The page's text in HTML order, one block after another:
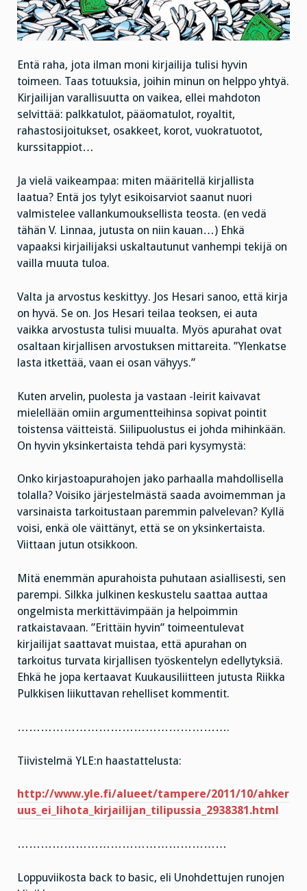
Entä raha, jota ilman moni kirjailija tulisi hyvin
toimeen. Taas totuuksia, joihin minun on helppo yhtyä.
Kirjailijan varallisuutta on vaikea, ellei mahdoton
selvittää: palkkatulot, pääomatulot, royaltit,
rahastosijoitukset, osakkeet, korot, vuokratuotot,
kurssitappiot…
Ja vielä vaikeampaa: miten määritellä kirjallista
laatua? Entä jos tylyt esikoisarviot saanut nuori
valmistelee vallankumouksellista teosta. (en vedä
tähän V. Linnaa, jutusta on niin kauan…) Ehkä
vapaaksi kirjailijaksi uskaltautunut vanhempi tekijä on
vailla muuta tuloa.
Valta ja arvostus keskittyy. Jos Hesari sanoo, että kirja
on hyvä. Se on. Jos Hesari teilaa teoksen, ei auta
vaikka arvostusta tulisi muualta. Myös apurahat ovat
osaltaan kirjallisen arvostuksen mittareita. ”Ylenkatse
lasta itkettää, vaan ei osan vähyys.”
Kuten arvelin, puolesta ja vastaan -leirit kaivavat
mielellään omiin argumentteihinsa sopivat pointit
toistensa väitteistä. Siilipuolustus ei johda mihinkään.
On hyvin yksinkertaista tehdä pari kysymystä:
Onko kirjastoapurahojen jako parhaalla mahdollisella
tolalla? Voisiko järjestelmästä saada avoimemman ja
varsinaista tarkoitustaan paremmin palvelevan? Kyllä
voisi, enkä ole väittänyt, että se on yksinkertaista.
Viittaan jutun otsikkoon.
Mitä enemmän apurahoista puhutaan asiallisesti, sen
parempi. Silkka julkinen keskustelu saattaa auttaa
ongelmista merkittävimpään ja helpoimmin
ratkaistavaan. ”Erittäin hyvin” toimeentulevat
kirjailijat saattavat muistaa, että apurahan on
tarkoitus turvata kirjallisen työskentelyn edellytyksiä.
Ehkä he jopa kertaavat Kuukausiliitteen jutusta Riikka
Pulkkisen liikuttavan rehelliset kommentit.
……………………………………………….
Tiivistelmä YLE:n haastattelusta:
http://www.yle.fi/alueet/tampere/2011/10/ahker
uus_ei_lihota_kirjailijan_tilipussia_2938381.html
………………………………………………
Loppuviikosta back to basic, eli Unohdettujen runojen